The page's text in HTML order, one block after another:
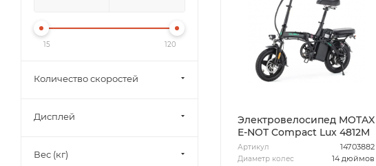
Электровелосипед MOTAX
E-NOT Compact Lux 4812M
Артикул 14703882
Диаметр колес 14 дюймов
15 120
Количество скоростей
Дисплей
Вес (кг)